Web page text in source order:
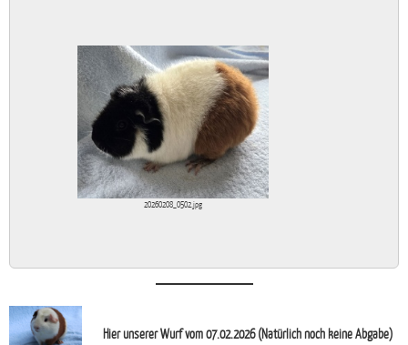
20260208_0502.jpg
Hier unserer Wurf vom 07.02.2026 (Natürlich noch keine Abgabe)